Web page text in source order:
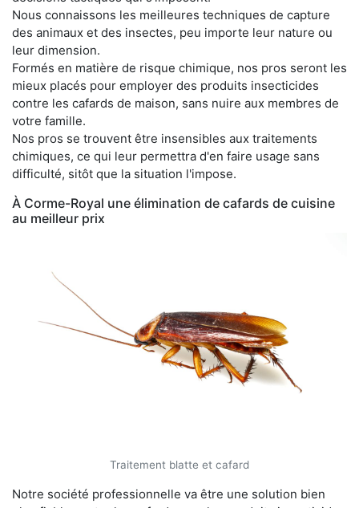
Nous connaissons les meilleures techniques de capture
des animaux et des insectes, peu importe leur nature ou
leur dimension.
Formés en matière de risque chimique, nos pros seront les
mieux placés pour employer des produits insecticides
contre les cafards de maison, sans nuire aux membres de
votre famille.
Nos pros se trouvent être insensibles aux traitements
chimiques, ce qui leur permettra d'en faire usage sans
difficulté, sitôt que la situation l'impose.
À Corme-Royal une élimination de cafards de cuisine
au meilleur prix
Traitement blatte et cafard
Notre société professionnelle va être une solution bien